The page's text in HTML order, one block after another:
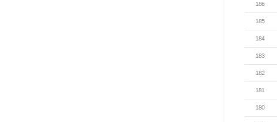
186
185
184
183
182
181
180